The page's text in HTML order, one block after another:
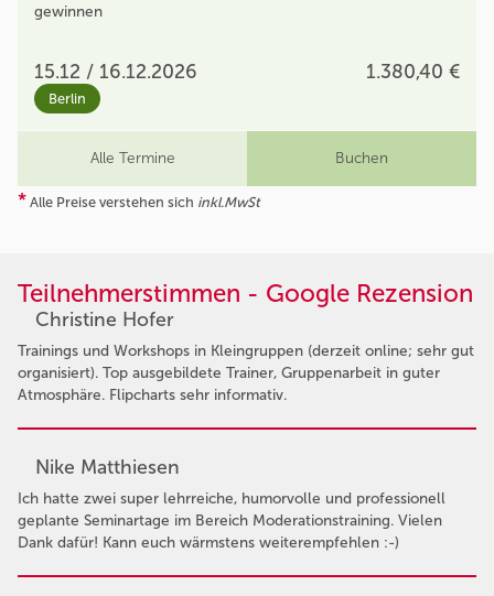
gewinnen
15.12 / 16.12.2026 1.380,40 €
Berlin
Alle Termine Buchen
* Alle Preise verstehen sich inkl.MwSt
Teilnehmerstimmen - Google Rezension
Christine Hofer
Trainings und Workshops in Kleingruppen (derzeit online; sehr gut
organisiert). Top ausgebildete Trainer, Gruppenarbeit in guter
Atmosphäre. Flipcharts sehr informativ.
Nike Matthiesen
Ich hatte zwei super lehrreiche, humorvolle und professionell
geplante Seminartage im Bereich Moderationstraining. Vielen
Dank dafür! Kann euch wärmstens weiterempfehlen :-)